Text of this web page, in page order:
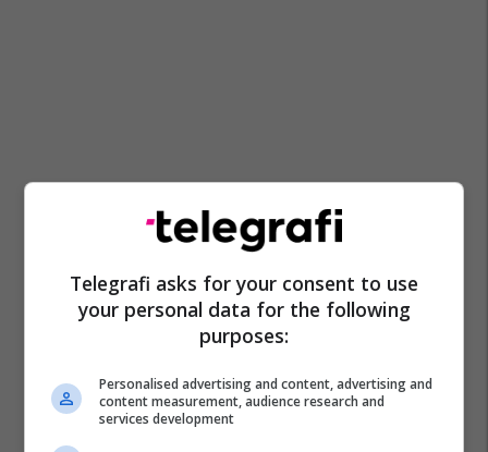
Telegrafi asks for your consent to use
your personal data for the following
purposes:
Personalised advertising and content, advertising and
content measurement, audience research and
services development